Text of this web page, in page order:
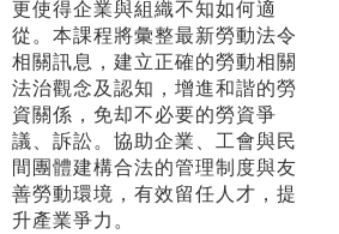
更使得企業與組織不知如何適
從。本課程將彙整最新勞動法令
相關訊息，建立正確的勞動相關
法治觀念及認知，增進和諧的勞
資關係，免却不必要的勞資爭
議、訴訟。協助企業、工會與民
間團體建構合法的管理制度與友
善勞動環境，有效留任人才，提
升產業爭力。